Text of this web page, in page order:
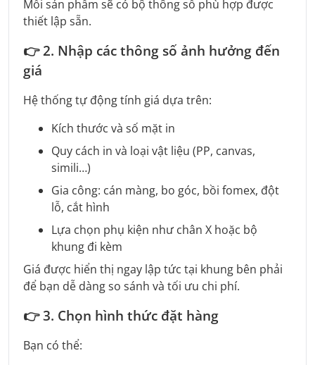
Mỗi sản phẩm sẽ có bộ thông số phù hợp được
thiết lập sẵn.
👉2. Nhập các thông số ảnh hưởng đến
giá
Hệ thống tự động tính giá dựa trên:
Kích thước và số mặt in
Quy cách in và loại vật liệu (PP, canvas,
simili…)
Gia công: cán màng, bo góc, bồi fomex, đột
lỗ, cắt hình
Lựa chọn phụ kiện như chân X hoặc bộ
khung đi kèm
Giá được hiển thị ngay lập tức tại khung bên phải
để bạn dễ dàng so sánh và tối ưu chi phí.
👉3. Chọn hình thức đặt hàng
Bạn có thể: